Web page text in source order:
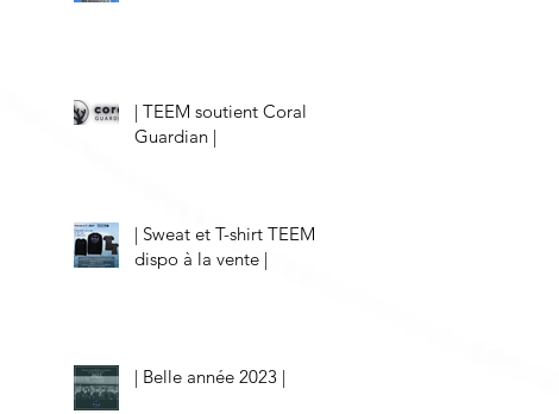
| TEEM soutient Coral
Guardian |
| Sweat et T-shirt TEEM
dispo à la vente |
| Belle année 2023 |